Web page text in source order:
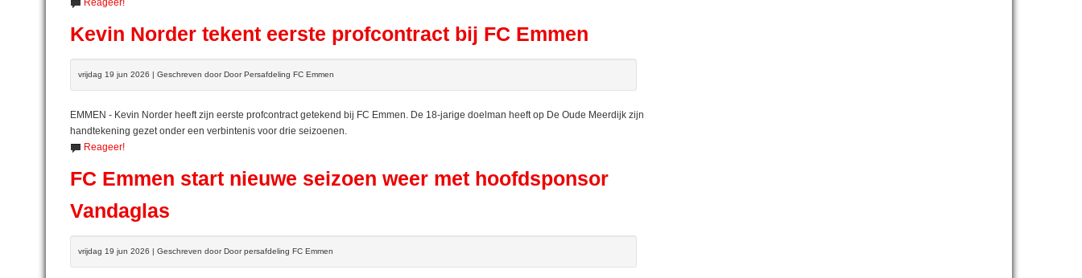
Reageer!
Kevin Norder tekent eerste profcontract bij FC Emmen
vrijdag 19 jun 2026 | Geschreven door Door Persafdeling FC Emmen
EMMEN - Kevin Norder heeft zijn eerste profcontract getekend bij FC Emmen. De 18-jarige doelman heeft op De Oude Meerdijk zijn
handtekening gezet onder een verbintenis voor drie seizoenen.
Reageer!
FC Emmen start nieuwe seizoen weer met hoofdsponsor
Vandaglas
vrijdag 19 jun 2026 | Geschreven door Door persafdeling FC Emmen